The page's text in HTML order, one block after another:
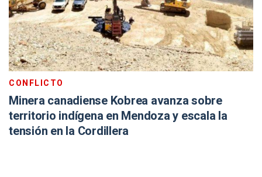
CONFLICTO
Minera canadiense Kobrea avanza sobre
territorio indígena en Mendoza y escala la
tensión en la Cordillera